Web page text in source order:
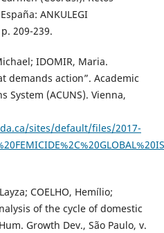
ANKULEGI
209-239.
IDOMIR, Maria.
demands action”. Academic
System (ACUNS). Vienna,
sites/default/files/2017-
COELHO, Hemílio;
of the cycle of domestic
Growth Dev., São Paulo, v.